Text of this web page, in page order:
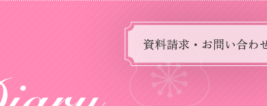
資料請求・お問い合わ